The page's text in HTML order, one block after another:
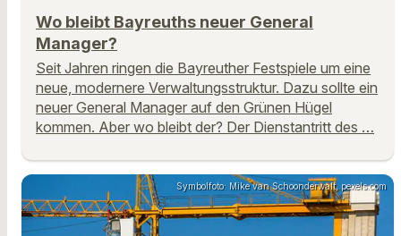
Wo bleibt Bayreuths neuer General
Manager?
Seit Jahren ringen die Bayreuther Festspiele um eine
neue, modernere Verwaltungsstruktur. Dazu sollte ein
neuer General Manager auf den Grünen Hügel
kommen. Aber wo bleibt der? Der Dienstantritt des …
Symbolfoto: Mike van Schoonderwalt, pexels.com